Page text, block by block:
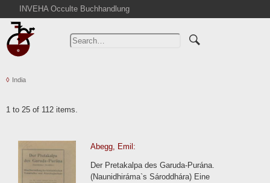
INVEHA Occulte Buchhandlung
Home
Advanced Search
Cart
Contact
Terms
India
1 to 25 of 112 items.
Abegg, Emil:
Der Pretakalpa des Garuda-Purána.
(Naunidhiráma`s Sároddhára) Eine